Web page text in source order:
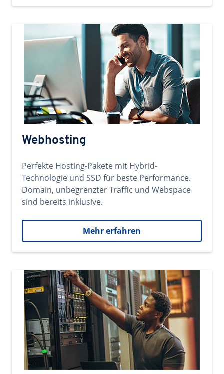
Webhosting
Perfekte Hosting-Pakete mit Hybrid-
Technologie und SSD für beste Performance.
Domain, unbegrenzter Traffic und Webspace
sind bereits inklusive.
Mehr erfahren